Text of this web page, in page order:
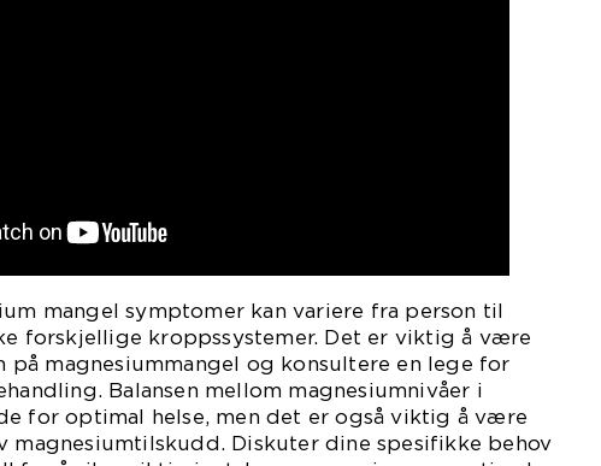
mangel symptomer kan variere fra person til
forskjellige kroppssystemer. Det er viktig å være
på magnesiummangel og konsultere en lege for
Balansen mellom magnesiumnivåer i
for optimal helse, men det er også viktig å være
magnesiumtilskudd. Diskuter dine spesifikke behov